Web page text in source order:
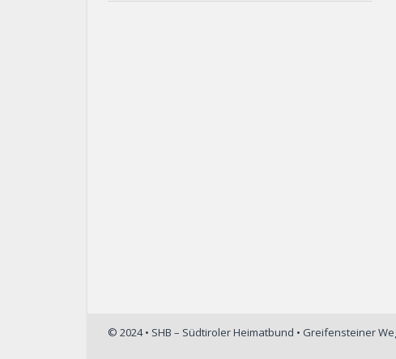
© 2024 • SHB – Südtiroler Heimatbund • Greifensteiner